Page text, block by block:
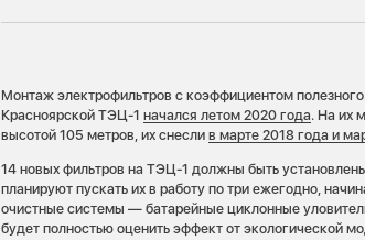
Монтаж электрофильтров с коэффициентом
Красноярской ТЭЦ-1начался летом 2020 года. На их
высотой 105 метров, их снесливмарте 2018 года и
14 новых фильтров на ТЭЦ-1 должны быть
планируют пускать их в работу по три ежегодно,
очистные системы — батарейные циклонные
будет полностью оценить эффект от экологической